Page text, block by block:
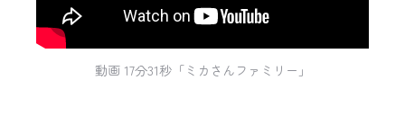
動画 17分31秒「ミカさんファミリー」